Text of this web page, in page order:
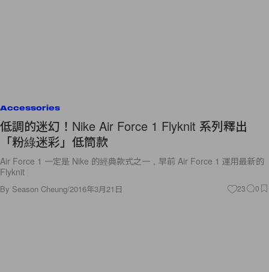
Accessories
低調的迷幻！Nike Air Force 1 Flyknit 系列釋出
「粉綠迷彩」低筒款
Air Force 1 一定是 Nike 的經典款式之一，早前 Air Force 1 運用最新的
Flyknit
By Season Cheung/2016年3月21日 23 0